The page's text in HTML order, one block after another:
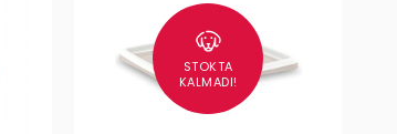
STOKTA
KALMADI!